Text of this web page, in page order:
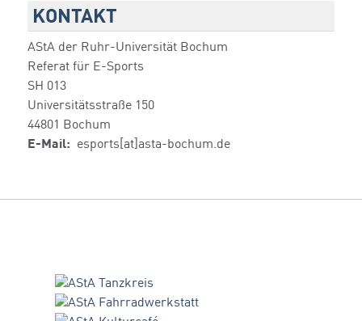
KONTAKT
AStA der Ruhr-Universität Bochum
Referat für E-Sports
SH 013
Universitätsstraße 150
44801 Bochum
E-Mail: esports[at]asta-bochum.de